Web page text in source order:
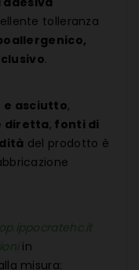
tolleranza
.
e asciutto,
diretta, fonti di
del prodotto è
in
misura: